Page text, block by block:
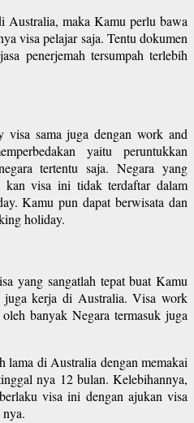
Australia, maka Kamu perlu bawa
visa pelajar saja. Tentu dokumen
penerjemah tersumpah terlebih
visa sama juga dengan work and
yaitu peruntukkan
tertentu saja. Negara yang
kan visa ini tidak terdaftar dalam
Kamu pun dapat berwisata dan
holiday.
yang sangatlah tepat buat Kamu
juga kerja di Australia. Visa work
banyak Negara termasuk juga
di Australia dengan memakai
nya 12 bulan. Kelebihannya,
visa ini dengan ajukan visa